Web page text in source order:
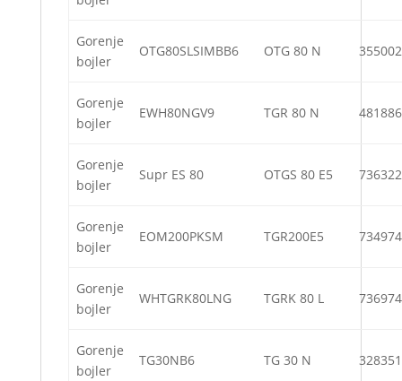
Gorenje
bojler
OTG80SLSIMBB6 OTG 80 N 355002
Gorenje
bojler
EWH80NGV9 TGR 80 N 481886
Gorenje
bojler
Supr ES 80 OTGS 80 E5 736322
Gorenje
bojler
EOM200PKSM TGR200E5 734974
Gorenje
bojler
WHTGRK80LNG TGRK 80 L 736974
Gorenje
bojler
TG30NB6 TG 30 N 328351